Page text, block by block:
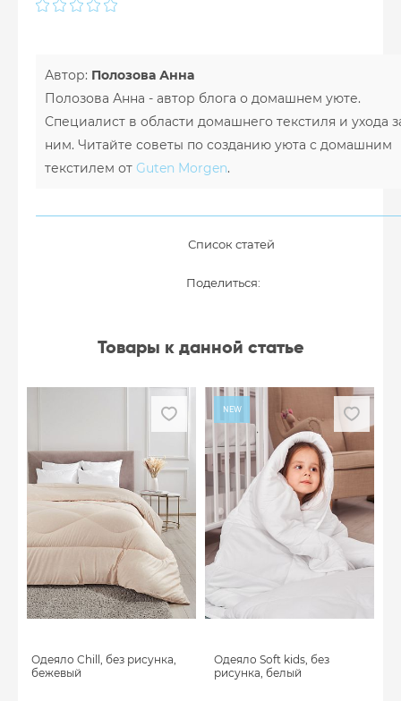
Автор: Полозова Анна
Полозова Анна - автор блога о домашнем уюте.
Специалист в области домашнего текстиля и ухода
ним. Читайте советы по созданию уюта с домашним
текстилем от Guten Morgen.
Список статей
Поделиться:
Товары к данной статье
Одеяло Chill, без рисунка,
бежевый
NEW
Одеяло Soft kids, без
рисунка, белый